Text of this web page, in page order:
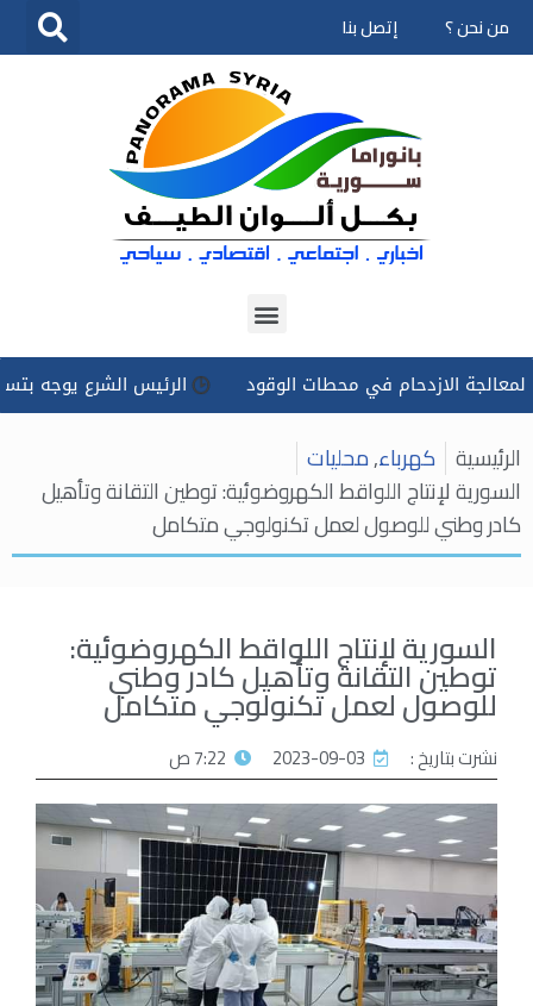
تخطى
من نحن ؟ إتصل بنا
في محطات الوقود الرئيس الشرع يوجه بتسخير كل
الرئيسية كهرباء,محليات
السورية لإنتاج اللواقط الكهروضوئية: توطين التقانة وتأهيل
كادر وطني للوصول لعمل تكنولوجي متكامل
السورية لإنتاج اللواقط الكهروضوئية:
توطين التقانة وتأهيل كادر وطني
للوصول لعمل تكنولوجي متكامل
نشرت بتاريخ : 2023-09-03 7:22 ص